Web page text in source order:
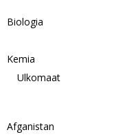
Biologia
Kemia
Ulkomaat
Afganistan